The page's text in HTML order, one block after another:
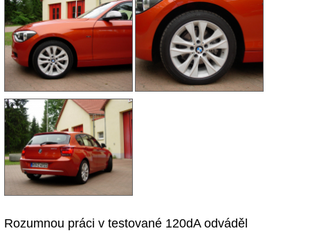
Rozumnou práci v testované 120dA odváděl